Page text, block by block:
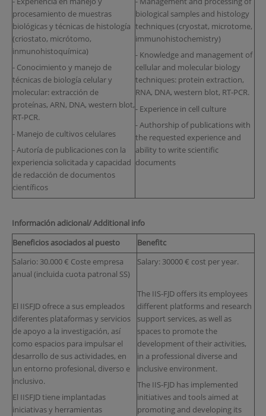
procesamiento de muestras
biológicas y técnicas de histología
(criostato, micrótomo,
inmunohistoquímica)
- Conocimiento y manejo de
técnicas de biología celular y
molecular: extracción de
proteínas, ARN, DNA, western blot,
RT-PCR.
- Manejo de cultivos celulares
- Autoría de publicaciones con la
experiencia solicitada y capacidad
de redacción de documentos
científicos
biological samples and histology
techniques (cryostat, microtome,
immunohistochemistry)
- Knowledge and management of
cellular and molecular biology
techniques: protein extraction,
RNA, DNA, western blot, RT-PCR.
- Experience in cell culture
- Authorship of publications with
the requested experience and
ability to write scientific
documents
Información adicional/ Additional info
Beneficios asociados al puesto
Benefitc
Salario: 30.000 € Coste empresa
anual (incluida cuota patronal SS)
El IISFJD ofrece a sus empleados
diferentes plataformas y servicios
de apoyo a la investigación, así
como espacios para impulsar el
desarrollo de sus actividades, en
un entorno profesional, diverso e
inclusivo.
El IISFJD tiene implantadas
iniciativas y herramientas
Salary: 30000 € cost per year.
The IIS-FJD offers its employees
different platforms and research
support services, as well as
spaces to promote the
development of their activities,
in a professional diverse and
inclusive environment.
The IIS-FJD has implemented
initiatives and tools aimed at
promoting and developing its